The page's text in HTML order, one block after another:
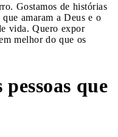
Gostamos de histórias
amaram a Deus e o
vida. Quero expor
melhor do que os
que